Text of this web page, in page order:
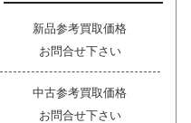
新品参考買取価格
お問合せ下さい
中古参考買取価格
お問合せ下さい